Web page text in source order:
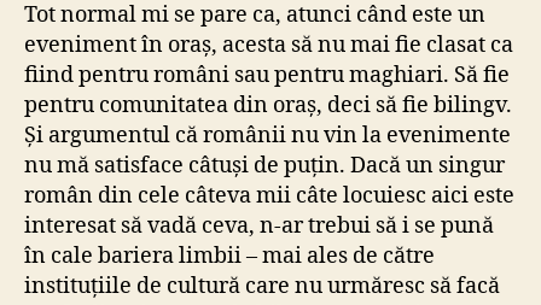
Tot normal mi se pare ca, atunci când este un
eveniment în oraș, acesta să nu mai fie clasat ca
fiind pentru români sau pentru maghiari. Să fie
pentru comunitatea din oraș, deci să fie bilingv.
Și argumentul că românii nu vin la evenimente
nu mă satisface câtuși de puțin. Dacă un singur
român din cele câteva mii câte locuiesc aici este
interesat să vadă ceva, n-ar trebui să i se pună
în cale bariera limbii – mai ales de către
instituțiile de cultură care nu urmăresc să facă